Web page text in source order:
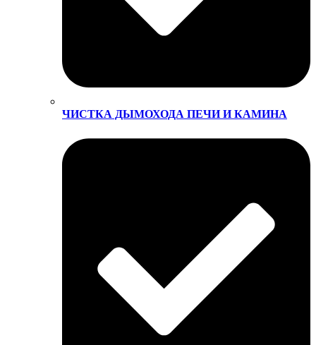
ЧИСТКА ДЫМОХОДА ПЕЧИ И КАМИНА